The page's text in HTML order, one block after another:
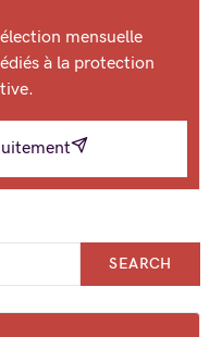
mensuelle
à la protection
SEARCH